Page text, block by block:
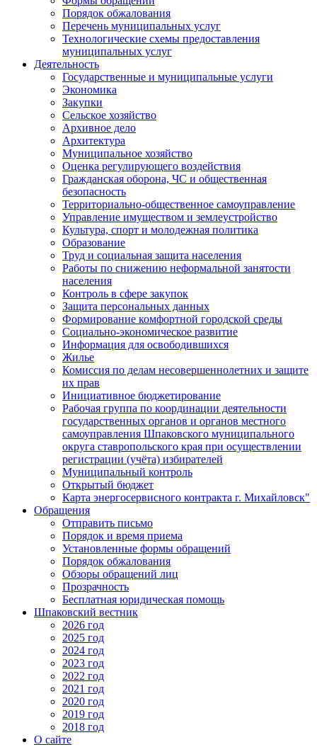
Порядок обжалования
Перечень муниципальных услуг
Технологические схемы предоставления
муниципальных услуг
Деятельность
Государственные и муниципальные услуги
Экономика
Закупки
Сельское хозяйство
Архивное дело
Архитектура
Муниципальное хозяйство
Оценка регулирующего воздействия
Гражданская оборона, ЧС и общественная
безопасность
Территориально-общественное самоуправление
Управление имуществом и землеустройство
Культура, спорт и молодежная политика
Образование
Труд и социальная защита населения
Работы по снижению неформальной занятости
населения
Контроль в сфере закупок
Защита персональных данных
Формирование комфортной городской среды
Социально-экономическое развитие
Информация для освободившихся
Жилье
Комиссия по делам несовершеннолетних и защите
их прав
Инициативное бюджетирование
Рабочая группа по координации деятельности
государственных органов и органов местного
самоуправления Шпаковского муниципального
округа ставропольского края при осуществлении
регистрации (учёта) избирателей
Муниципальный контроль
Открытый бюджет
Карта энергосервисного контракта г. Михайловск"
Обращения
Отправить письмо
Порядок и время приема
Установленные формы обращений
Порядок обжалования
Обзоры обращений лиц
Прозрачность
Бесплатная юридическая помощь
Шпаковский вестник
2026 год
2025 год
2024 год
2023 год
2022 год
2021 год
2020 год
2019 год
2018 год
О сайте